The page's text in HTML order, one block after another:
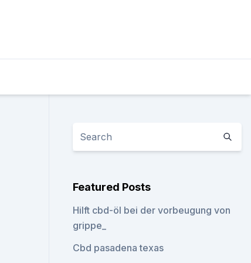
Featured Posts
Hilft cbd-öl bei der vorbeugung von
grippe_
Cbd pasadena texas